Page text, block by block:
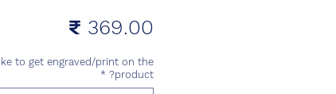
to get engraved/print on the
product?
*